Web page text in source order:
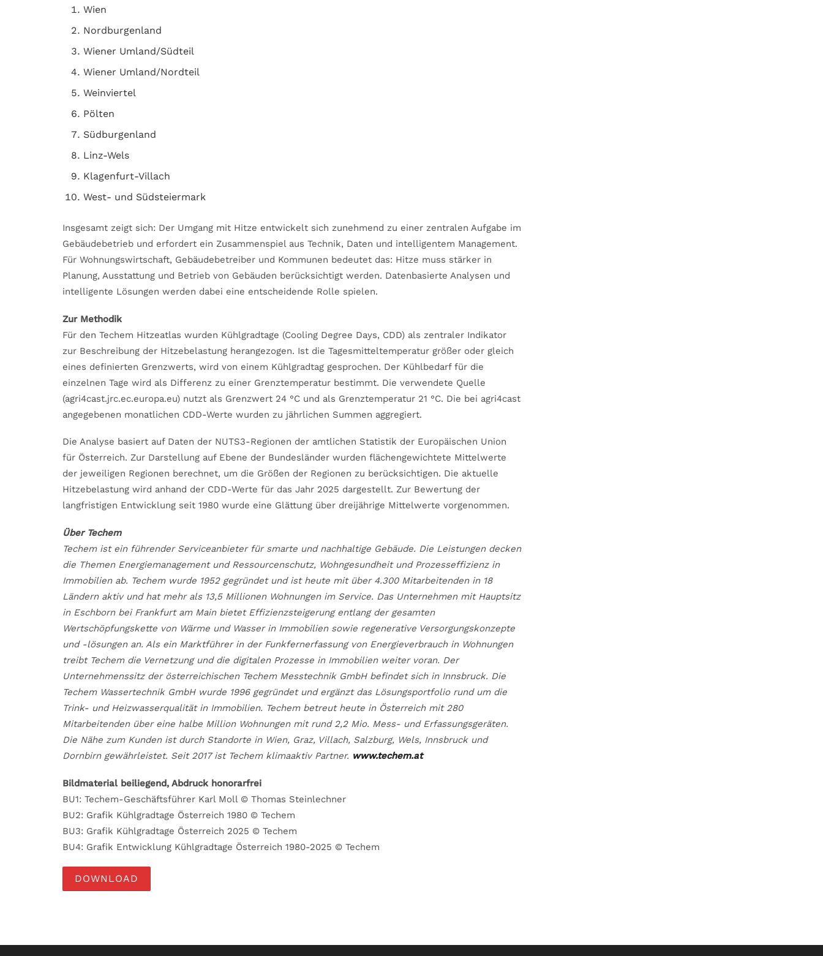
Wien
Nordburgenland
Wiener Umland/Südteil
Wiener Umland/Nordteil
Weinviertel
Pölten
Südburgenland
Linz-Wels
Klagenfurt-Villach
West- und Südsteiermark
Insgesamt zeigt sich: Der Umgang mit Hitze entwickelt sich zunehmend zu einer zentralen Aufgabe im
Gebäudebetrieb und erfordert ein Zusammenspiel aus Technik, Daten und intelligentem Management.
Für Wohnungswirtschaft, Gebäudebetreiber und Kommunen bedeutet das: Hitze muss stärker in
Planung, Ausstattung und Betrieb von Gebäuden berücksichtigt werden. Datenbasierte Analysen und
intelligente Lösungen werden dabei eine entscheidende Rolle spielen.
Zur Methodik
Für den Techem Hitzeatlas wurden Kühlgradtage (Cooling Degree Days, CDD) als zentraler Indikator
zur Beschreibung der Hitzebelastung herangezogen. Ist die Tagesmitteltemperatur größer oder gleich
eines definierten Grenzwerts, wird von einem Kühlgradtag gesprochen. Der Kühlbedarf für die
einzelnen Tage wird als Differenz zu einer Grenztemperatur bestimmt. Die verwendete Quelle
(agri4cast.jrc.ec.europa.eu) nutzt als Grenzwert 24 °C und als Grenztemperatur 21 °C. Die bei agri4cast
angegebenen monatlichen CDD-Werte wurden zu jährlichen Summen aggregiert.
Die Analyse basiert auf Daten der NUTS3-Regionen der amtlichen Statistik der Europäischen Union
für Österreich. Zur Darstellung auf Ebene der Bundesländer wurden flächengewichtete Mittelwerte
der jeweiligen Regionen berechnet, um die Größen der Regionen zu berücksichtigen. Die aktuelle
Hitzebelastung wird anhand der CDD-Werte für das Jahr 2025 dargestellt. Zur Bewertung der
langfristigen Entwicklung seit 1980 wurde eine Glättung über dreijährige Mittelwerte vorgenommen.
Über Techem
Techem ist ein führender Serviceanbieter für smarte und nachhaltige Gebäude. Die Leistungen decken
die Themen Energiemanagement und Ressourcenschutz, Wohngesundheit und Prozesseffizienz in
Immobilien ab. Techem wurde 1952 gegründet und ist heute mit über 4.300 Mitarbeitenden in 18
Ländern aktiv und hat mehr als 13,5 Millionen Wohnungen im Service. Das Unternehmen mit Hauptsitz
in Eschborn bei Frankfurt am Main bietet Effizienzsteigerung entlang der gesamten
Wertschöpfungskette von Wärme und Wasser in Immobilien sowie regenerative Versorgungskonzepte
und -lösungen an. Als ein Marktführer in der Funkfernerfassung von Energieverbrauch in Wohnungen
treibt Techem die Vernetzung und die digitalen Prozesse in Immobilien weiter voran. Der
Unternehmenssitz der österreichischen Techem Messtechnik GmbH befindet sich in Innsbruck. Die
Techem Wassertechnik GmbH wurde 1996 gegründet und ergänzt das Lösungsportfolio rund um die
Trink- und Heizwasserqualität in Immobilien. Techem betreut heute in Österreich mit 280
Mitarbeitenden über eine halbe Million Wohnungen mit rund 2,2 Mio. Mess- und Erfassungsgeräten.
Die Nähe zum Kunden ist durch Standorte in Wien, Graz, Villach, Salzburg, Wels, Innsbruck und
Dornbirn gewährleistet. Seit 2017 ist Techem klimaaktiv Partner. www.techem.at
Bildmaterial beiliegend, Abdruck honorarfrei
BU1: Techem-Geschäftsführer Karl Moll © Thomas Steinlechner
BU2: Grafik Kühlgradtage Österreich 1980 © Techem
BU3: Grafik Kühlgradtage Österreich 2025 © Techem
BU4: Grafik Entwicklung Kühlgradtage Österreich 1980-2025 © Techem
DOWNLOAD